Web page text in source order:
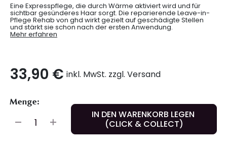
Eine Expresspflege, die durch Wärme aktiviert wird und für
sichtbar gesünderes Haar sorgt. Die reparierende Leave-in-
Pflege Rehab von ghd wirkt gezielt auf geschädigte Stellen
und stärkt sie schon nach der ersten Anwendung.
Mehr erfahren
33,90 € inkl. MwSt. zzgl. Versand
Menge:
IN DEN WARENKORB LEGEN
(CLICK & COLLECT)